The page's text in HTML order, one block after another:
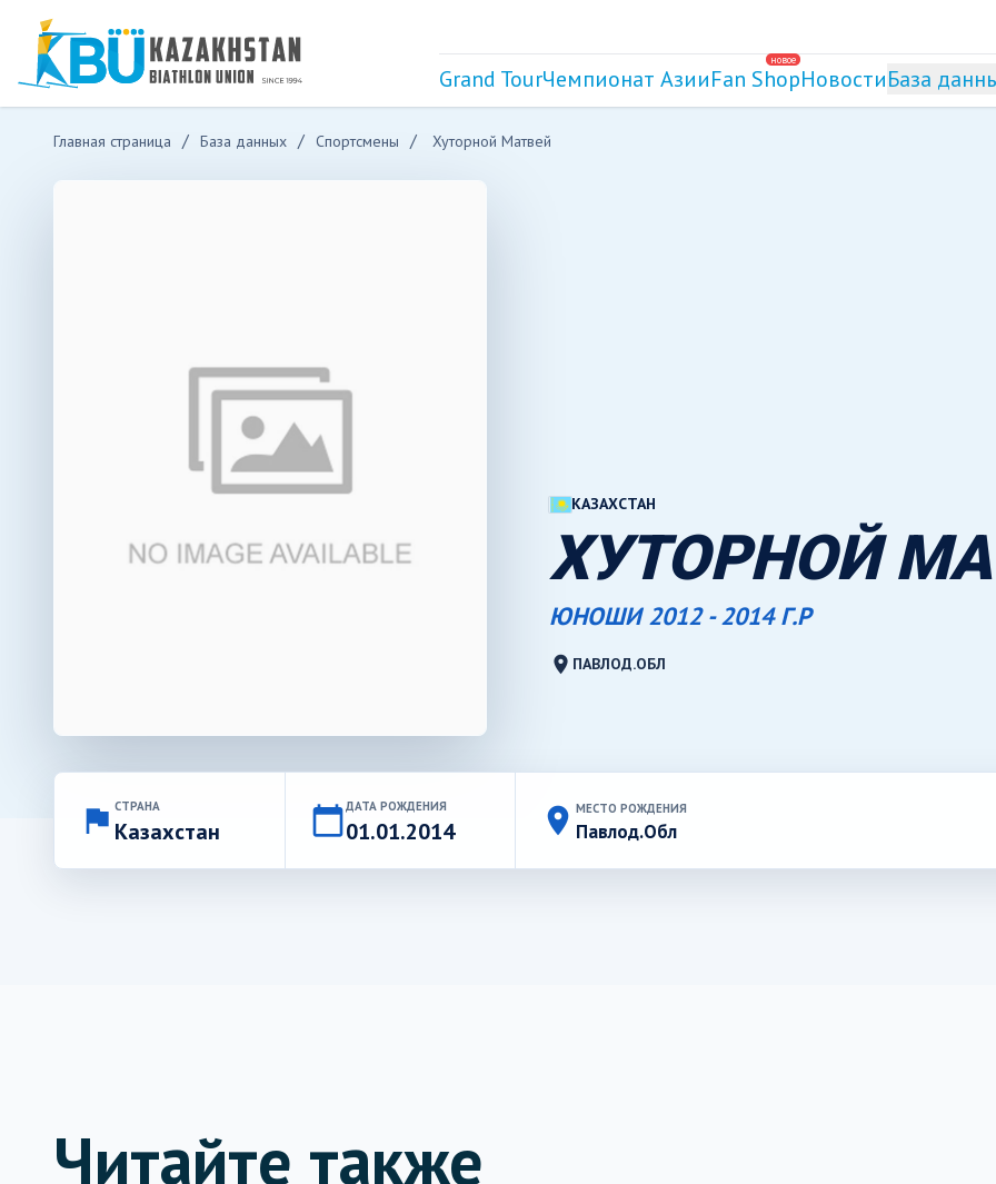
Grand TourЧемпионат Азии
новое
Fan ShopНовостиБаза
Главная страница База данных Спортсмены Хуторной Матвей
КАЗАХСТАН
ХУТОРНОЙ
ЮНОШИ 2012 - 2014 Г.Р
location_on ПАВЛОД.ОБЛ
flag СТРАНА
Казахстан calendar_todayДАТА РОЖДЕНИЯ
01.01.2014 placeМЕСТО РОЖДЕНИЯ
Павлод.Обл
Читайте также